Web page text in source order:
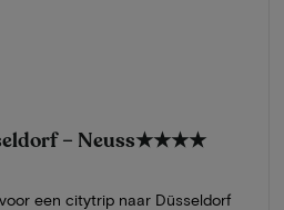
– Neuss★★★★
een citytrip naar Düsseldorf